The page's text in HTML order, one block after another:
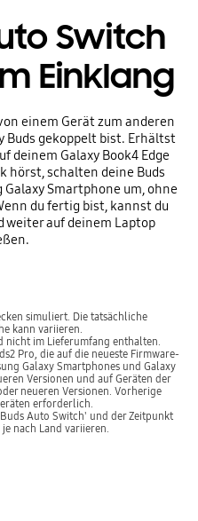
Switch
Einklang
einem Gerät zum anderen
Buds gekoppelt bist. Erhältst
deinem Galaxy Book4 Edge
hörst, schalten deine Buds
Smartphone um, ohne
du fertig bist, kannst du
weiter auf deinem Laptop
simuliert. Die tatsächliche
kann variieren.
nicht im Lieferumfang enthalten.
Pro, die auf die neueste Firmware-
Galaxy Smartphones und Galaxy
Versionen und auf Geräten der
neueren Versionen. Vorherige
erforderlich.
Auto Switch' und der Zeitpunkt
nach Land variieren.